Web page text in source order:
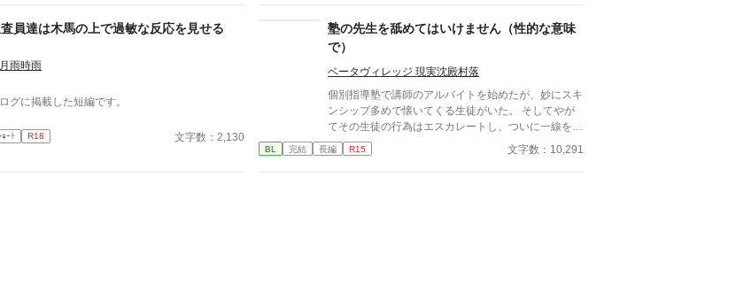
覚悟しとけよ？」 ※お話に出てくる内容は、全て想
像の世界です。現実世界とは何ら関係ありません。
メンタルが薄氷なもので・・・すみません。 言葉も
足りませんが読んでいただけたら幸いです。 楽しん
でいただけたら嬉しく思います。
の才能を羨ましく思っていたが、マネージャーとして
関わる内に、遼悠が文字通り血のにじむような努力を
している事を知る。
員達は木馬の上で過敏な反応を見せる
雨時雨
グに掲載した短編です。
ｮｰﾄ R18 文字数：2,130
塾の先生を舐めてはいけません（性的な意味
で）
ベータヴィレッジ 現実沈殿村落
個別指導塾で講師のアルバイトを始めたが、妙にスキ
ンシップ多めで懐いてくる生徒がいた。 そしてやが
てその生徒の行為はエスカレートし、ついに一線を超
えてくる――。
BL 完結 長編 R15 文字数：10,291